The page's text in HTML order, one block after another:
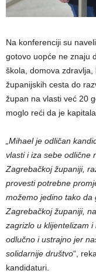
Na konferenciji su
gotovo uopće ne znaju
škola, domova
županijskih cesta do
župan na vlasti već 20
moglo reći da je
„Mihael je odličan
vlasti i iza sebe odlične
Zagrebačkoj županiji,
provesti potrebne
možemo jedino tako da
Zagrebačkoj županiji,
zagrizlo u klijentelizam
odlučno i ustrajno jer
solidarnije društvo“,
kandidaturi.